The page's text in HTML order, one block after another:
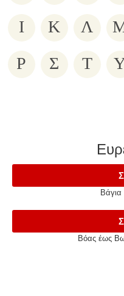
Ι Κ Λ
Ρ Σ Τ
Βόας έως